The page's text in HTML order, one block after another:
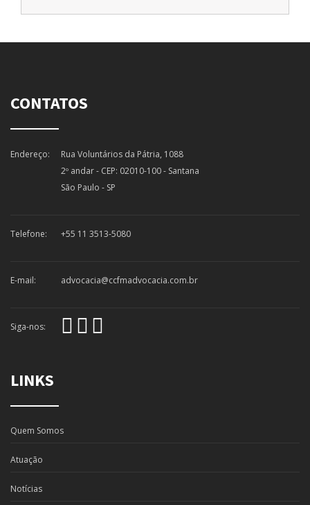
CONTATOS
Endereço:
Rua Voluntários da Pátria, 1088
2º andar - CEP: 02010-100 - Santana
São Paulo - SP
Telefone: +55 11 3513-5080
E-mail: advocacia@ccfmadvocacia.com.br
Siga-nos:
LINKS
Quem Somos
Atuação
Notícias